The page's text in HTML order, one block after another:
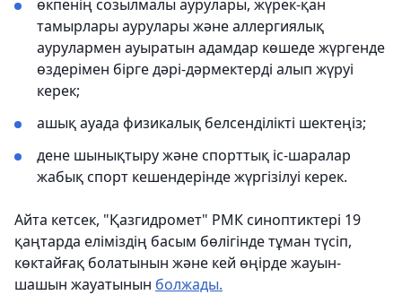
өкпенің созылмалы аурулары, жүрек-қан
тамырлары аурулары және аллергиялық
аурулармен ауыратын адамдар көшеде жүргенде
өздерімен бірге дәрі-дәрмектерді алып жүруі
керек;
ашық ауада физикалық белсенділікті шектеңіз;
дене шынықтыру және спорттық іс-шаралар
жабық спорт кешендерінде жүргізілуі керек.
Айта кетсек, "Қазгидромет" РМК синоптиктері 19
қаңтарда еліміздің басым бөлігінде тұман түсіп,
көктайғақ болатынын және кей өңірде жауын-
шашын жауатынын болжады.